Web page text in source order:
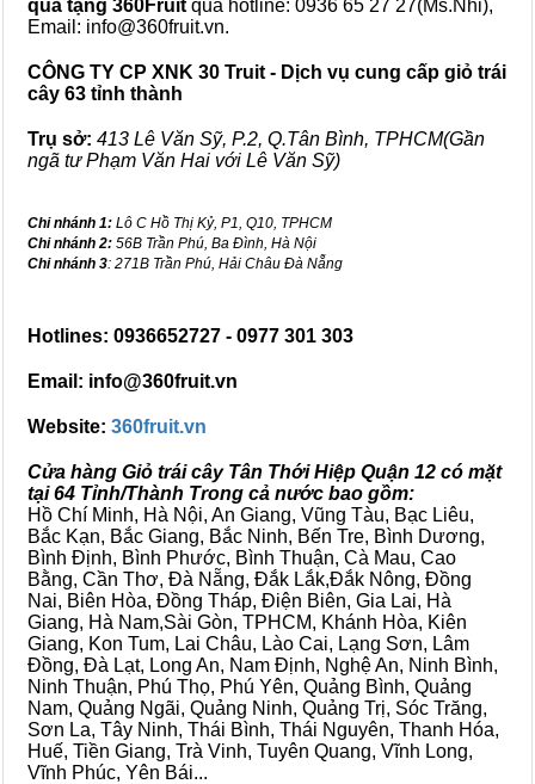
quà tặng 360Fruit qua hotline: 0936 65 27 27(Ms.Nhi),
Email: info@360fruit.vn.
CÔNG TY CP XNK 30 Truit - Dịch vụ cung cấp giỏ trái
cây 63 tỉnh thành
Trụ sở: 413 Lê Văn Sỹ, P.2, Q.Tân Bình, TPHCM(Gần
ngã tư Phạm Văn Hai với Lê Văn Sỹ)
Chi nhánh 1: Lô C Hồ Thị Kỷ, P1, Q10, TPHCM
Chi nhánh 2: 56B Trần Phú, Ba Đình, Hà Nội
Chi nhánh 3: 271B Trần Phú, Hải Châu Đà Nẵng
Hotlines: 0936652727 - 0977 301 303
Email: info@360fruit.vn
Website: 360fruit.vn
Cửa hàng Giỏ trái cây Tân Thới Hiệp Quận 12 có mặt
tại 64 Tỉnh/Thành Trong cả nước bao gồm:
Hồ Chí Minh, Hà Nội, An Giang, Vũng Tàu, Bạc Liêu,
Bắc Kạn, Bắc Giang, Bắc Ninh, Bến Tre, Bình Dương,
Bình Định, Bình Phước, Bình Thuận, Cà Mau, Cao
Bằng, Cần Thơ, Đà Nẵng, Đắk Lắk,Đắk Nông, Đồng
Nai, Biên Hòa, Đồng Tháp, Điện Biên, Gia Lai, Hà
Giang, Hà Nam,Sài Gòn, TPHCM, Khánh Hòa, Kiên
Giang, Kon Tum, Lai Châu, Lào Cai, Lạng Sơn, Lâm
Đồng, Đà Lạt, Long An, Nam Định, Nghệ An, Ninh Bình,
Ninh Thuận, Phú Thọ, Phú Yên, Quảng Bình, Quảng
Nam, Quảng Ngãi, Quảng Ninh, Quảng Trị, Sóc Trăng,
Sơn La, Tây Ninh, Thái Bình, Thái Nguyên, Thanh Hóa,
Huế, Tiền Giang, Trà Vinh, Tuyên Quang, Vĩnh Long,
Vĩnh Phúc, Yên Bái...